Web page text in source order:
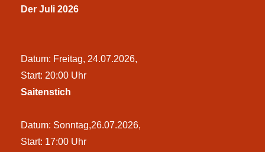
Der Juli 2026
Datum: Freitag, 24.07.2026,
Start: 20:00 Uhr
Saitenstich
Datum: Sonntag,26.07.2026,
Start: 17:00 Uhr